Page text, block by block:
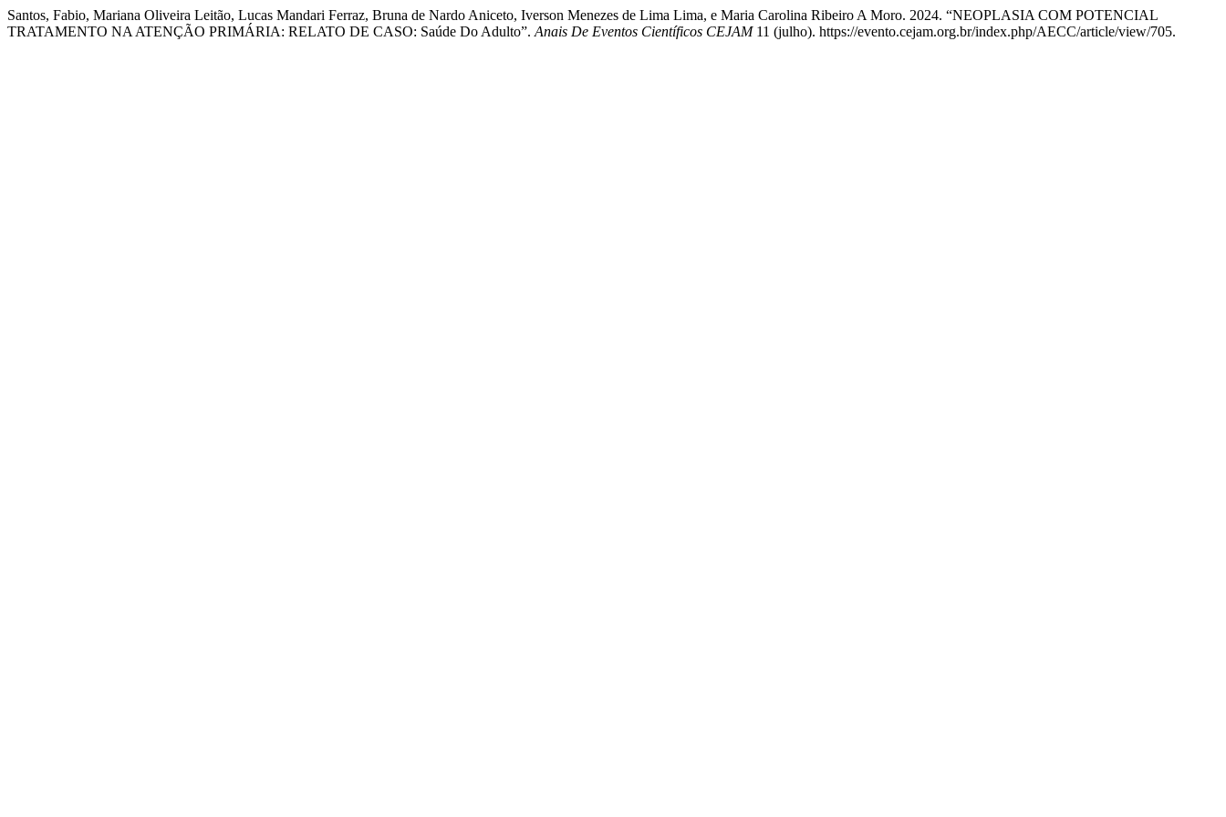
Santos, Fabio, Mariana Oliveira Leitão, Lucas Mandari Ferraz, Bruna de Nardo Aniceto, Iverson Menezes de Lima Lima, e Maria Carolina Ribeiro A Moro. 2024. “NEOPLASIA COM POTENCIAL
TRATAMENTO NA ATENÇÃO PRIMÁRIA: RELATO DE CASO: Saúde Do Adulto”. Anais De Eventos Científicos CEJAM11 (julho). https://evento.cejam.org.br/index.php/AECC/article/view/705.